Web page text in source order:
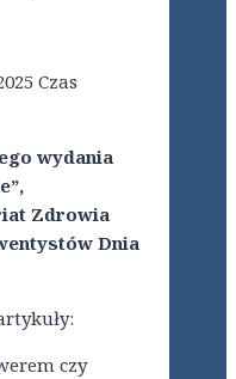
Czas
wydania
Zdrowia
Dnia
czy